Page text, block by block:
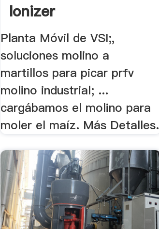
Ionizer
Planta Móvil de VSI;,
soluciones molino a
martillos para picar prfv
molino industrial; ...
cargábamos el molino para
moler el maíz. Más Detalles.